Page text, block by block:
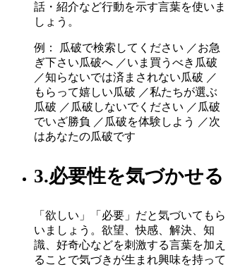
話・紹介など行動を示す言葉を使いま
しょう。
例： 瓜破で検索してください ／お急
ぎ下さい瓜破へ ／いま買うべき瓜破
／知らないでは済まされない瓜破 ／
もらって嬉しい瓜破 ／私たちが選ぶ
瓜破 ／瓜破しないでください ／瓜破
でいざ勝負 ／瓜破を体験しよう ／次
はあなたの瓜破です
3.必要性を気づかせる
「欲しい」「必要」だと気づいてもら
いましょう。欲望、快感、解決、知
識、好奇心などを刺激する言葉を加え
ることで気づきが生まれ興味を持って